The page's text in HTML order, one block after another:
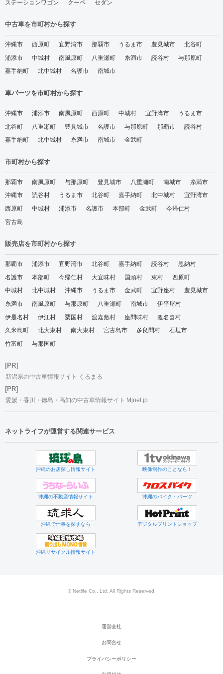
ステーションワゴン
クーペ セダン
中古車を市町村から探す
沖縄市 西原町 宜野湾市 那覇市 うるま市 豊見城市
北谷町
浦添市
中城村 南風原町 八重瀬町 糸満市 読谷村
与那原町
嘉手納町
北中城村 名護市 南城市
車パーツを市町村から探す
沖縄市 浦添市 南風原町 西原町 中城村 宜野湾市
うるま市
北谷町
八重瀬町 豊見城市 名護市 与那原町 那覇市
読谷村
嘉手納町
北中城村 糸満市 南城市 金武町
市町村から探す
那覇市 南風原町 与那原町 豊見城市 八重瀬町 南城市
糸満市
沖縄市
読谷村 うるま市 北谷町 嘉手納町 北中城村
宜野湾市
西原町
中城村 浦添市 名護市 本部町 金武町
今帰仁村
宮古島
販売店を市町村から探す
那覇市 浦添市 宜野湾市 北谷町 嘉手納町 読谷村
恩納村
名護市
本部町 今帰仁村 大宜味村 国頭村 東村
西原町
中城村
北中城村 沖縄市 うるま市 金武町 宜野座村
豊見城市
糸満市
南風原町 与那原町 八重瀬町 南城市
伊平屋村
伊是名村
伊江村 粟国村 渡嘉敷村 座間味村
渡名喜村
久米島町
北大東村 南大東村 宮古島市 多良間村
石垣市
竹富町
与那国町
[PR]
新潟県の中古車情報サイト くるまる
[PR]
愛媛・香川・徳島・高知の中古車情報サイト Mjnet.jp
ネットライフが運営する関連サービス
沖縄のお店探し情報サイト 映像制作のことなら！
沖縄の不動産情報サイト 沖縄のバイク・パーツ
沖縄で仕事を探すなら デジタルプリントショップ
沖縄リサイクル情報サイト
© Netlife Co., Ltd. All Rights Reserved.
運営会社
お問合せ
プライバシーポリシー